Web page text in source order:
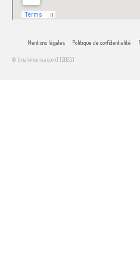
Mentions légales Politique de confidentialité
© [malvinacrea.com] [2025]